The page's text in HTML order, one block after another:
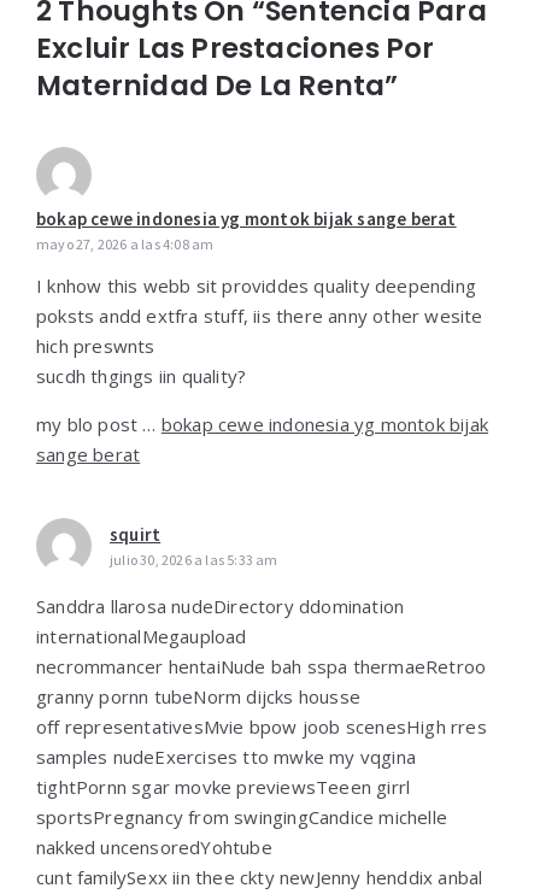
2 Thoughts On “Sentencia Para
Excluir Las Prestaciones Por
Maternidad De La Renta”
bokap cewe indonesia yg montok bijak sange berat
mayo 27, 2026 a las 4:08 am
I knhow this webb sit providdes quality deepending
poksts andd extfra stuff, iis there anny other wesite
hich preswnts
sucdh thgings iin quality?
my blo post … bokap cewe indonesia yg montok bijak
sange berat
squirt
julio 30, 2026 a las 5:33 am
Sanddra llarosa nudeDirectory ddomination
internationalMegaupload
necrommancer hentaiNude bah sspa thermaeRetroo
granny pornn tubeNorm dijcks housse
off representativesMvie bpow joob scenesHigh rres
samples nudeExercises tto mwke my vqgina
tightPornn sgar movke previewsTeeen girrl
sportsPregnancy from swingingCandice michelle
nakked uncensoredYohtube
cunt familySexx iin thee ckty newJenny henddix anbal